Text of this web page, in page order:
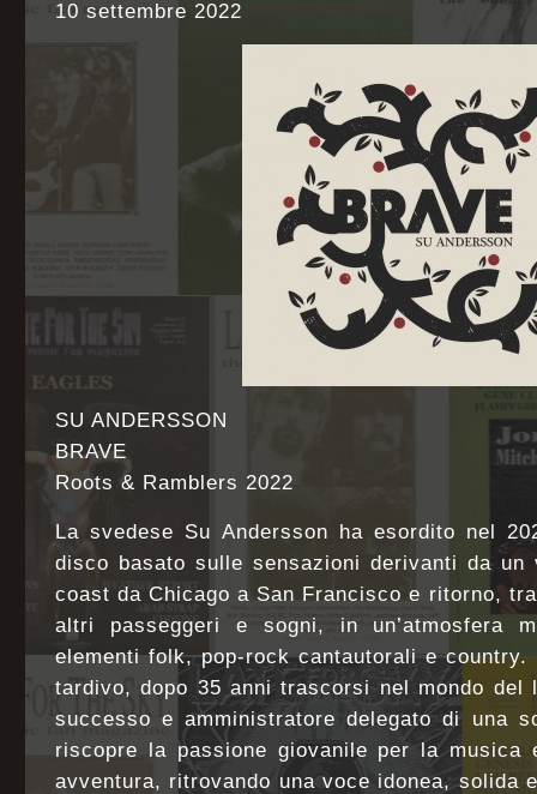
10 settembre 2022
SU ANDERSSON
BRAVE
Roots & Ramblers 2022
La svedese Su Andersson ha esordito nel
disco basato sulle sensazioni derivanti da
coast da Chicago a San Francisco e ritorno,
altri passeggeri e sogni, in un’atmosfera
elementi folk, pop-rock cantautorali e
tardivo, dopo 35 anni trascorsi nel mondo del
successo e amministratore delegato di una
riscopre la passione giovanile per la musica
avventura, ritrovando una voce idonea, solida